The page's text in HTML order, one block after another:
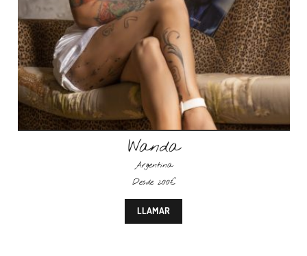
Wanda
Argentina
Desde 200€
LLAMAR